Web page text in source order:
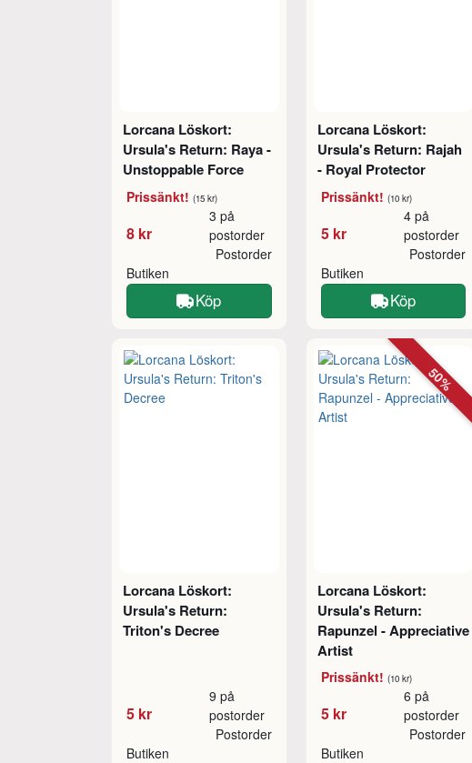
Lorcana Löskort:
Ursula's Return: Raya -
Unstoppable Force
Prissänkt! (15 kr)
8 kr
3 på
postorder
Butiken
Postorder
Köp
Lorcana Löskort:
Ursula's Return: Rajah
- Royal Protector
Prissänkt! (10 kr)
5 kr
4 på
postorder
Butiken
Postorder
Köp
Lorcana Löskort:
Ursula's Return:
Triton's Decree
5 kr
9 på
postorder
Butiken
Postorder
Lorcana Löskort:
Ursula's Return:
Rapunzel - Appreciative
Artist
Prissänkt! (10 kr)
5 kr
6 på
postorder
Butiken
Postorder
50%